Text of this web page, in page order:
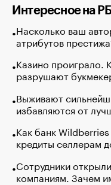
Интересное на
Насколько ваш
атрибутов
Казино проиграло.
разрушают
Выживают
избавляются от
Как банк
кредиты селлерам
Сотрудники
компаниям. Зачем